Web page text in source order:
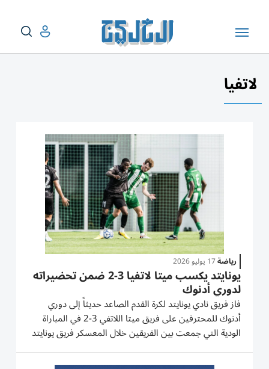
لاتفيا
رياضة17 يوليو 2026
يونايتد يكسب ميتا لاتفيا 3-2 ضمن تحضيراته
لدوري أدنوك
فاز فريق نادي يونايتد لكرة القدم الصاعد حديثاً إلى دوري
أدنوك للمحترفين على فريق ميتا اللاتفي 3-2 في المباراة
الودية التي جمعت بين الفريقين خلال المعسكر فريق يونايتد
الاعدادي لخارجي في لاتفيا بقيادة مدربه الإيطالي أندريه بيرلو
الذي يقود تحضيرات فريقه للظهور الأول في دوري...